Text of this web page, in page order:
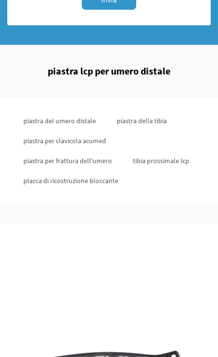
piastra lcp per umero distale
piastra del umero distale piastra della tibia
piastra per clavicola acumed
piastra per frattura dell'umero tibia prossimale lcp
placca di ricostruzione bloccante